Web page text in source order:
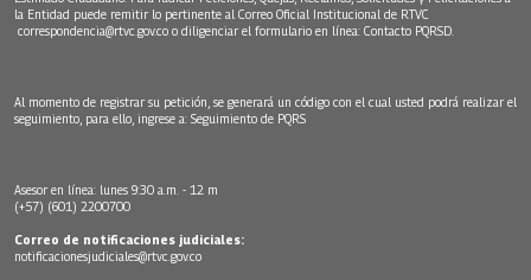
la Entidad puede remitir lo pertinente al Correo Oficial Institucional de RTVC
correspondencia@rtvc.gov.co o diligenciar el formulario en línea: Contacto PQRSD.
Al momento de registrar su petición, se generará un código con el cual usted podrá realizar el
seguimiento, para ello, ingrese a: Seguimiento de PQRS
Asesor en línea: lunes 9:30 a.m. - 12 m
(+57) (601) 2200700
Correo de notificaciones judiciales:
notificacionesjudiciales@rtvc.gov.co